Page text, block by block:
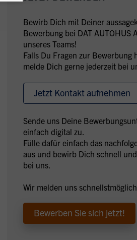
Bewirb Dich mit Deiner
Bewerbung bei DAT AUTOHUS
unseres Teams!
Falls Du Fragen zur Bewerbung
melde Dich gerne jederzeit bei
Jetzt Kontakt aufnehmen
Sende uns Deine
einfach digital zu.
Fülle dafür einfach das
aus und bewirb Dich schnell
bei uns.
Wir melden uns
Bewerben Sie sich jetzt!